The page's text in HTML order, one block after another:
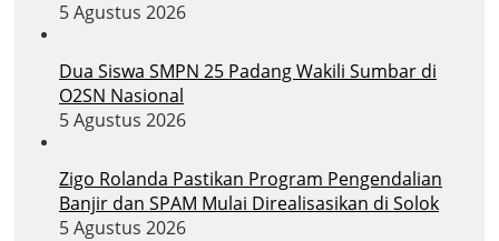
5 Agustus 2026
Dua Siswa SMPN 25 Padang Wakili Sumbar di
O2SN Nasional
5 Agustus 2026
Zigo Rolanda Pastikan Program Pengendalian
Banjir dan SPAM Mulai Direalisasikan di Solok
5 Agustus 2026